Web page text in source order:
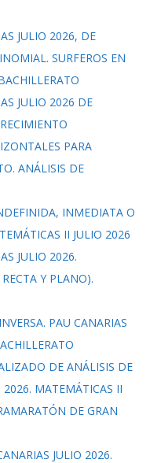
JULIO 2026, DE
SURFEROS EN
JULIO 2026 DE
PARA
ANÁLISIS DE
INMEDIATA O
II JULIO 2026
JULIO 2026.
Y PLANO).
PAU CANARIAS
DE ANÁLISIS DE
2026. MATEMÁTICAS II
DE GRAN
JULIO 2026.